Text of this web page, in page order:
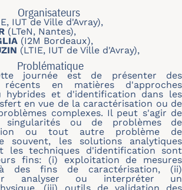
Organisateurs
IUT de Ville d'Avray),
(LTeN, Nantes),
(I2M Bordeaux),
(LTIE, IUT de Ville d'Avray),
Problématique
journée est de présenter des
récents en matières d'approches
hybrides et d'identification dans les
en vue de la caractérisation ou de
complexes. Il peut s'agir de
singularités ou de problèmes de
ou tout autre problème de
souvent, les solutions analytiques
les techniques d'identification sont
fins: (i) exploitation de mesures
à des fins de caractérisation, (ii)
analyser ou interpréter un